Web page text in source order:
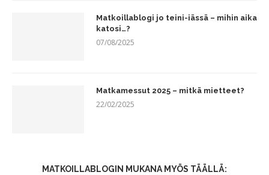
Matkoillablogi jo teini-iässä – mihin aika
katosi…?
07/08/2025
Matkamessut 2025 – mitkä mietteet?
22/02/2025
MATKOILLABLOGIN MUKANA MYÖS TÄÄLLÄ: